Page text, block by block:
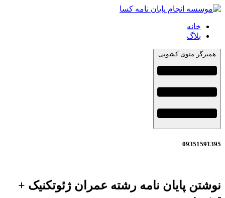
خانه
بلاگ
همبرگر منوی کشویی
09351591395
نوشتن پایان نامه رشته عمران ژئوتکنیک +